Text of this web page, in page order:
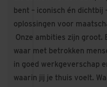
bent – iconisch én dichtbij
oplossingen voor
Onze ambities zijn groot.
waar met betrokken
in goed werkgeverschap
waarin jij je thuis voelt.